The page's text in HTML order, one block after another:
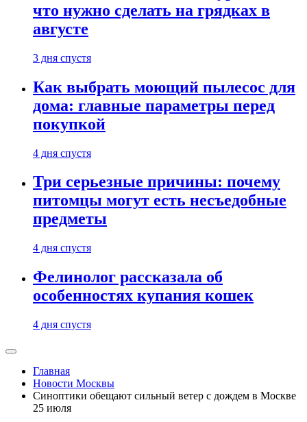
что нужно сделать на грядках в
августе
3 дня спустя
Как выбрать моющий пылесос для
дома: главные параметры перед
покупкой
4 дня спустя
Три серьезные причины: почему
питомцы могут есть несъедобные
предметы
4 дня спустя
Фелинолог рассказала об
особенностях купания кошек
4 дня спустя
Главная
Новости Москвы
Синоптики обещают сильный ветер с дождем в Москве
25 июля